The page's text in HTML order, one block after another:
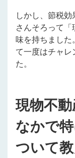
しかし、節税
さんそろって
味を持ちました
て一度はチャ
た。
現物不
なかで
ついて